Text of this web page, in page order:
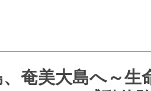
奄美大島へ～生